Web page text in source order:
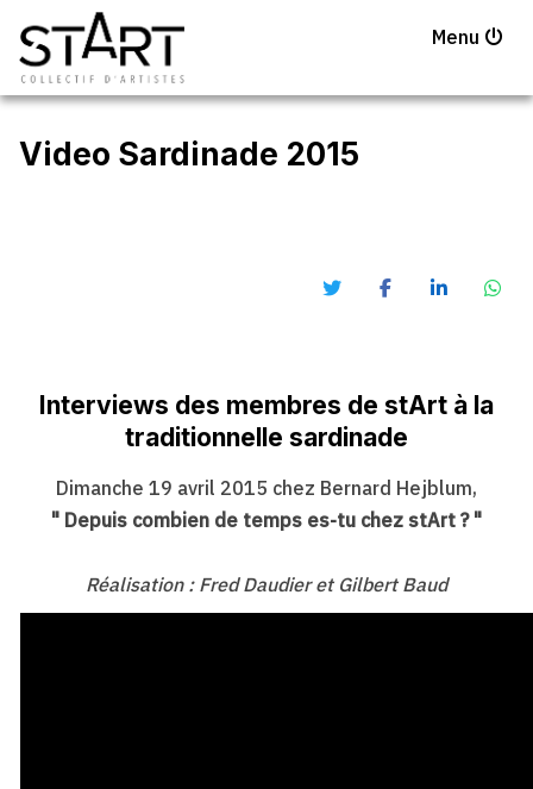
Menu
Video Sardinade 2015
Interviews des membres de stArt à la
traditionnelle sardinade
Dimanche 19 avril 2015 chez Bernard Hejblum,
" Depuis combien de temps es-tu chez stArt ? "
Réalisation : Fred Daudier et Gilbert Baud